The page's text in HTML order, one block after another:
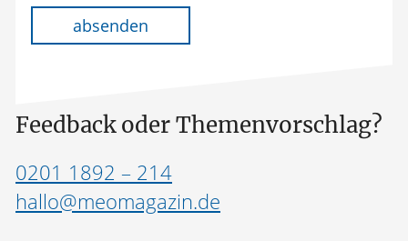
absenden
Feedback oder Themenvorschlag?
0201 1892 – 214
hallo@meomagazin.de